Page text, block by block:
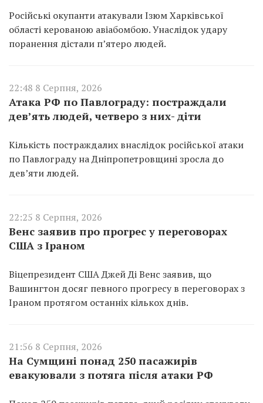
Російські окупанти атакували Ізюм Харківської
області керованою авіабомбою. Унаслідок удару
поранення дістали п’ятеро людей.
22:48 8 Серпня, 2026
Атака РФ по Павлограду: постраждали
дев’ять людей, четверо з них- діти
Кількість постраждалих внаслідок російської атаки
по Павлограду на Дніпропетровщині зросла до
дев’яти людей.
22:25 8 Серпня, 2026
Венс заявив про прогрес у переговорах
США з Іраном
Віцепрезидент США Джей Ді Венс заявив, що
Вашингтон досяг певного прогресу в переговорах з
Іраном протягом останніх кількох днів.
21:56 8 Серпня, 2026
На Сумщині понад 250 пасажирів
евакуювали з потяга після атаки РФ